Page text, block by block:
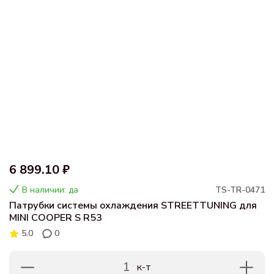
6 899.10 ₽
В наличии: да TS-TR-0471
Патрубки системы охлаждения STREETTUNING для
MINI COOPER S R53
5.0 0
1 к-т